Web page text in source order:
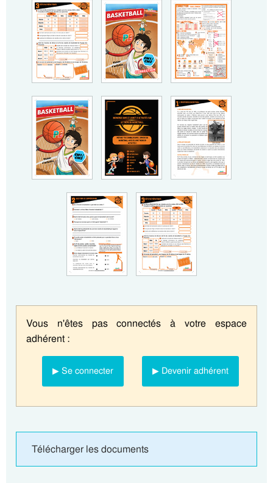
Vous n'êtes pas connectés à votre espace
adhérent :
▶ Se connecter ▶ Devenir adhérent
Télécharger les documents